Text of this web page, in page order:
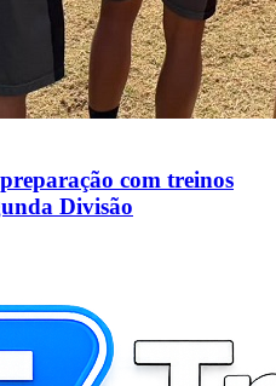
com treinos
Divisão